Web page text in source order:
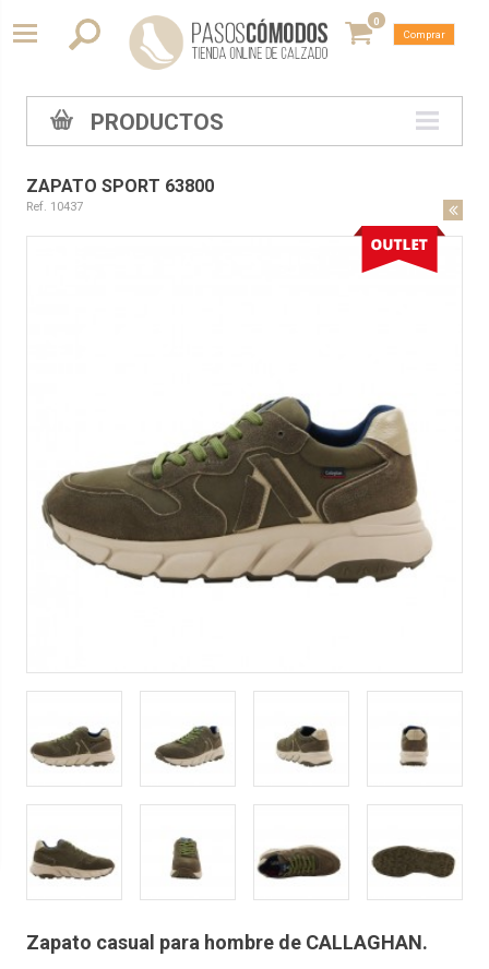
0
Comprar
PRODUCTOS
ZAPATO SPORT 63800
Ref. 10437
Zapato casual para hombre de CALLAGHAN.